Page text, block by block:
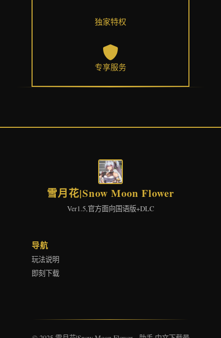
独家特权
专享服务
雪月花|Snow Moon Flower
Ver1.5,官方面向国语版+DLC
导航
玩法说明
即刻下载